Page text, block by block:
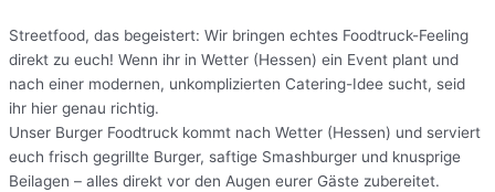
Streetfood, das begeistert: Wir bringen echtes Foodtruck-Feeling
direkt zu euch! Wenn ihr in Wetter (Hessen) ein Event plant und
nach einer modernen, unkomplizierten Catering-Idee sucht, seid
ihr hier genau richtig.
Unser Burger Foodtruck kommt nach Wetter (Hessen) und serviert
euch frisch gegrillte Burger, saftige Smashburger und knusprige
Beilagen – alles direkt vor den Augen eurer Gäste zubereitet.